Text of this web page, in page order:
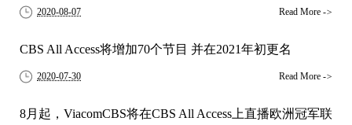
2020-08-07 Read More ->
CBS All Access将增加70个节目 并在2021年初更名
2020-07-30 Read More ->
8月起，ViacomCBS将在CBS All Access上直播欧洲冠军联